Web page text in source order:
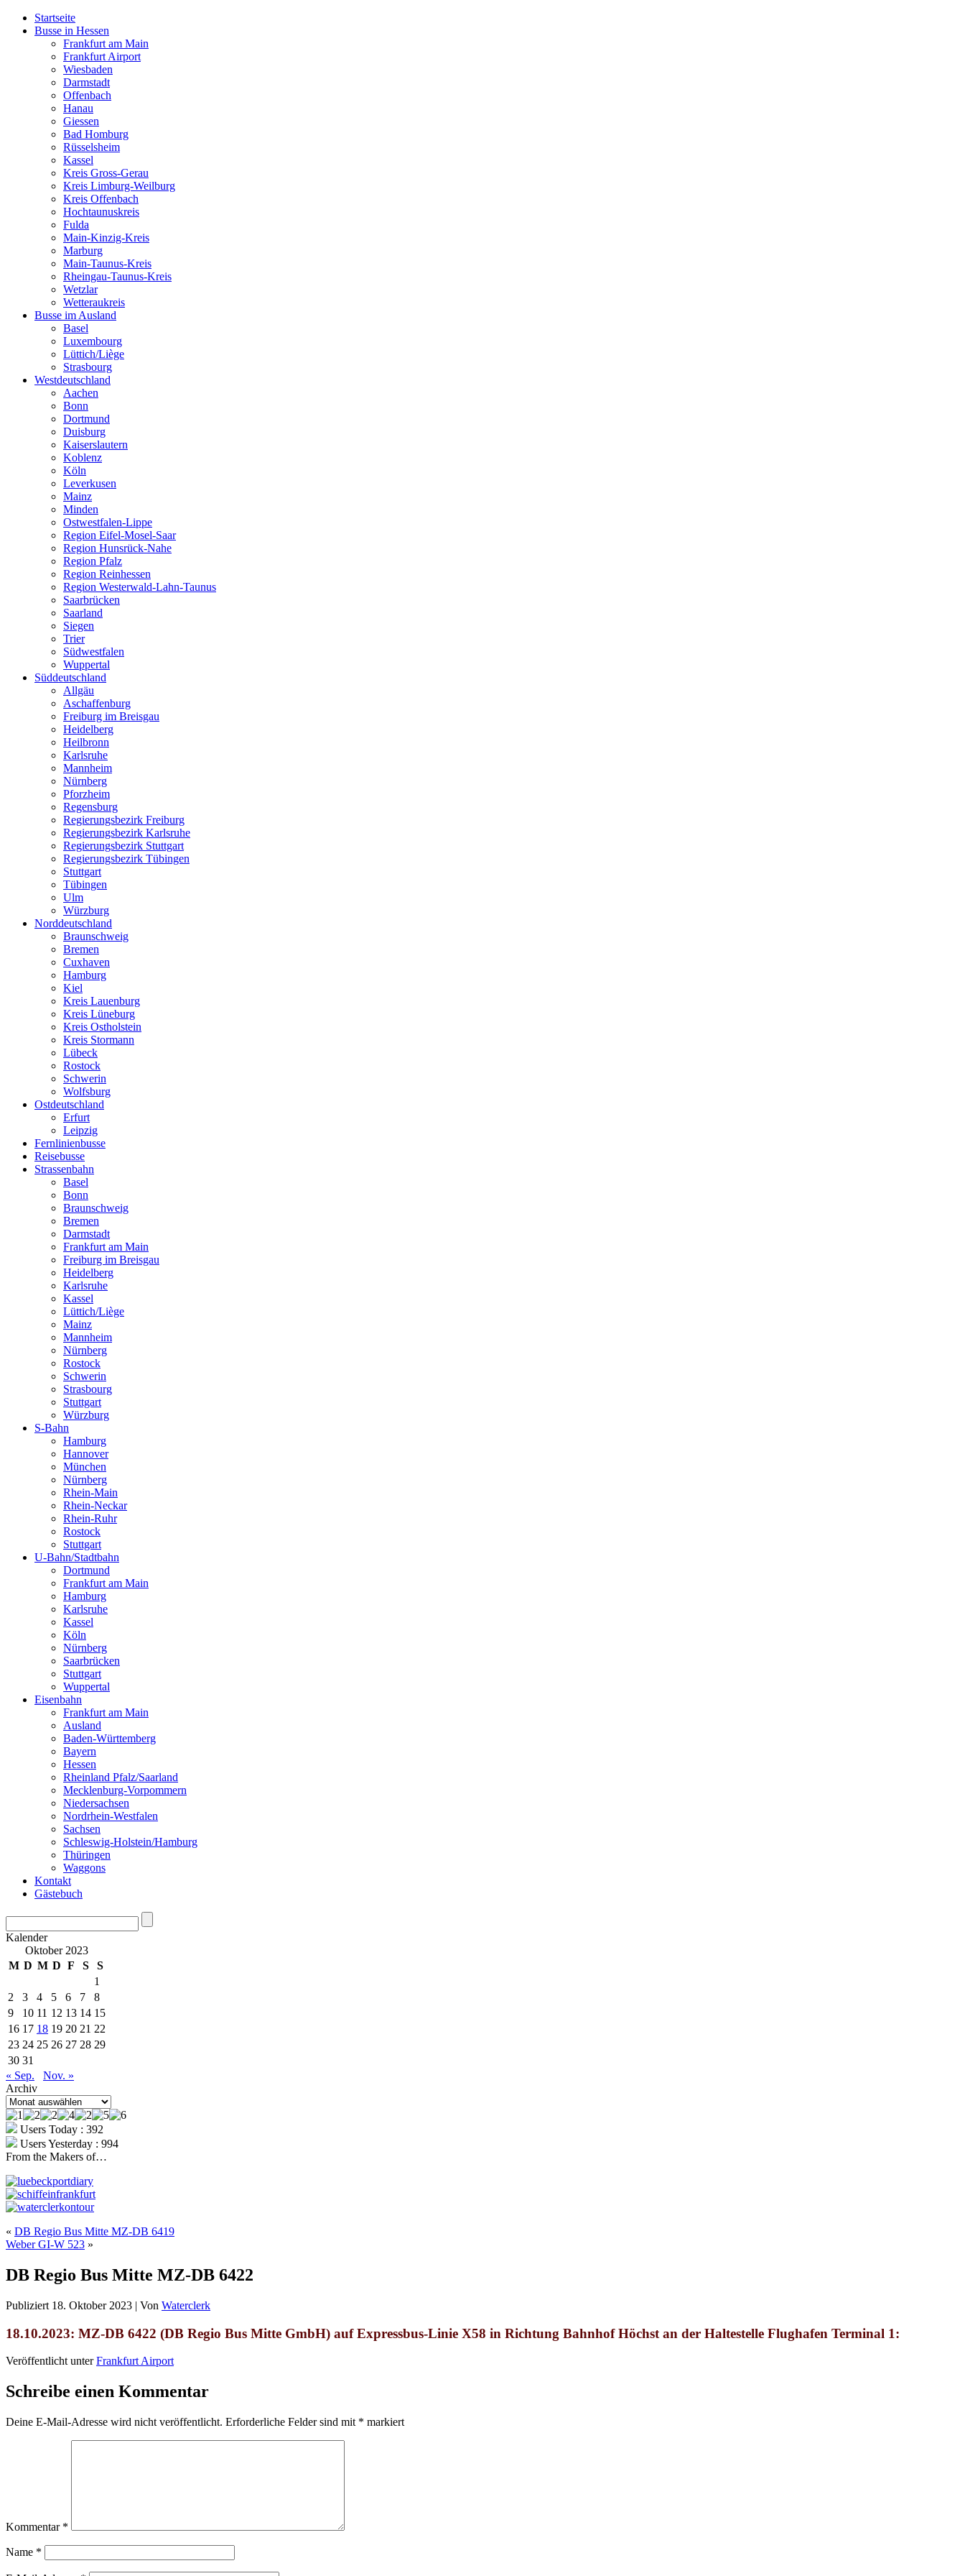
Startseite
Busse in Hessen
Frankfurt am Main
Frankfurt Airport
Wiesbaden
Darmstadt
Offenbach
Hanau
Giessen
Bad Homburg
Rüsselsheim
Kassel
Kreis Gross-Gerau
Kreis Limburg-Weilburg
Kreis Offenbach
Hochtaunuskreis
Fulda
Main-Kinzig-Kreis
Marburg
Main-Taunus-Kreis
Rheingau-Taunus-Kreis
Wetzlar
Wetteraukreis
Busse im Ausland
Basel
Luxembourg
Lüttich/Liège
Strasbourg
Westdeutschland
Aachen
Bonn
Dortmund
Duisburg
Kaiserslautern
Koblenz
Köln
Leverkusen
Mainz
Minden
Ostwestfalen-Lippe
Region Eifel-Mosel-Saar
Region Hunsrück-Nahe
Region Pfalz
Region Reinhessen
Region Westerwald-Lahn-Taunus
Saarbrücken
Saarland
Siegen
Trier
Südwestfalen
Wuppertal
Süddeutschland
Allgäu
Aschaffenburg
Freiburg im Breisgau
Heidelberg
Heilbronn
Karlsruhe
Mannheim
Nürnberg
Pforzheim
Regensburg
Regierungsbezirk Freiburg
Regierungsbezirk Karlsruhe
Regierungsbezirk Stuttgart
Regierungsbezirk Tübingen
Stuttgart
Tübingen
Ulm
Würzburg
Norddeutschland
Braunschweig
Bremen
Cuxhaven
Hamburg
Kiel
Kreis Lauenburg
Kreis Lüneburg
Kreis Ostholstein
Kreis Stormann
Lübeck
Rostock
Schwerin
Wolfsburg
Ostdeutschland
Erfurt
Leipzig
Fernlinienbusse
Reisebusse
Strassenbahn
Basel
Bonn
Braunschweig
Bremen
Darmstadt
Frankfurt am Main
Freiburg im Breisgau
Heidelberg
Karlsruhe
Kassel
Lüttich/Liège
Mainz
Mannheim
Nürnberg
Rostock
Schwerin
Strasbourg
Stuttgart
Würzburg
S-Bahn
Hamburg
Hannover
München
Nürnberg
Rhein-Main
Rhein-Neckar
Rhein-Ruhr
Rostock
Stuttgart
U-Bahn/Stadtbahn
Dortmund
Frankfurt am Main
Hamburg
Karlsruhe
Kassel
Köln
Nürnberg
Saarbrücken
Stuttgart
Wuppertal
Eisenbahn
Frankfurt am Main
Ausland
Baden-Württemberg
Bayern
Hessen
Rheinland Pfalz/Saarland
Mecklenburg-Vorpommern
Niedersachsen
Nordrhein-Westfalen
Sachsen
Schleswig-Holstein/Hamburg
Thüringen
Waggons
Kontakt
Gästebuch
Kalender
Oktober 2023
M D M D F S
S
1
2
3 4 5 6 7
8
9
10 11 12 13 14 15
16 17 18 19 20 21 22
23 24 25 26 27 28 29
30 31
« Sep.
Nov. »
Archiv
Archiv
Users Today : 392
Users Yesterday : 994
From the Makers of…
« DB Regio Bus Mitte MZ-DB 6419
Weber GI-W 523 »
DB Regio Bus Mitte MZ-DB 6422
Publiziert 18. Oktober 2023 | Von Waterclerk
18.10.2023: MZ-DB 6422 (DB Regio Bus Mitte GmbH) aufExpressbus-Linie X58 in Richtung Bahnhof Höchst an der Haltestelle Flughafen Terminal 1:
Veröffentlicht unter Frankfurt Airport
Schreibe einen Kommentar
Deine E-Mail-Adresse wird nicht veröffentlicht. Erforderliche Felder sind mit * markiert
Kommentar *
Name *